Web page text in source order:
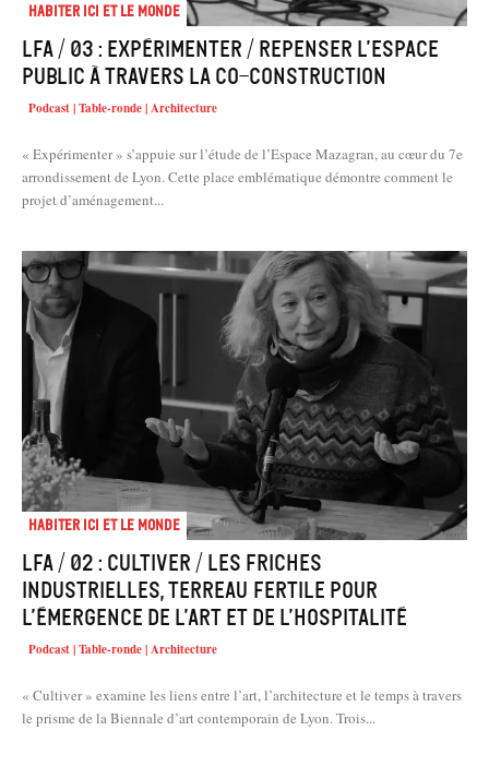
Habiter Ici et le Monde
LFA / 03 : Expérimenter / Repenser l’espace
public à travers la co-construction
Podcast | Table-ronde | Architecture
« Expérimenter » s’appuie sur l’étude de l’Espace Mazagran, au cœur du 7e
arrondissement de Lyon. Cette place emblématique démontre comment le
projet d’aménagement...
Habiter Ici et le Monde
LFA / 02 : Cultiver / Les friches
industrielles, terreau fertile pour
l’émergence de l’art et de l’hospitalité
Podcast | Table-ronde | Architecture
« Cultiver » examine les liens entre l’art, l’architecture et le temps à travers
le prisme de la Biennale d’art contemporain de Lyon. Trois...